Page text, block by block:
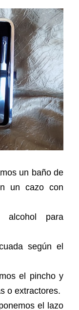
un baño de
un cazo con
alcohol para
según el
el pincho y
o extractores.
el lazo